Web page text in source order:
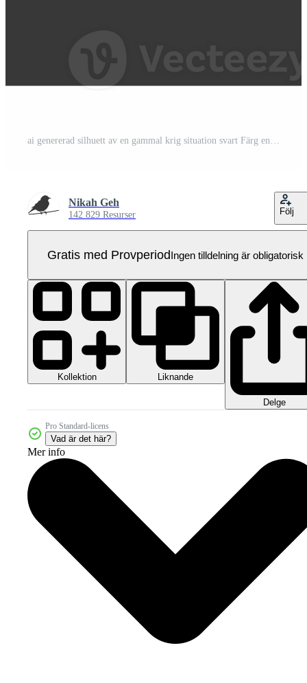
ai genererad silhuett av en gammal krig situation svart Färg endast Pro PNG
Nikah Geh
142 829 Resurser Följ
Gratis med ProvperiodIngen tilldelning är obligatorisk
Kollektion Liknande
Delge
Pro Standard-licens
Vad är det här?
Mer info